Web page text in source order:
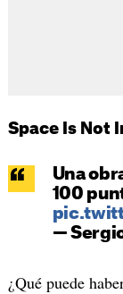
Space Is Not
Una
100
—
¿Qué puede